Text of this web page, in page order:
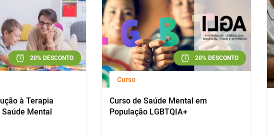
20% DESCONTO
à Terapia
Mental
20% DESCONTO
Curso
Curso de Saúde Mental em
População LGBTQIA+